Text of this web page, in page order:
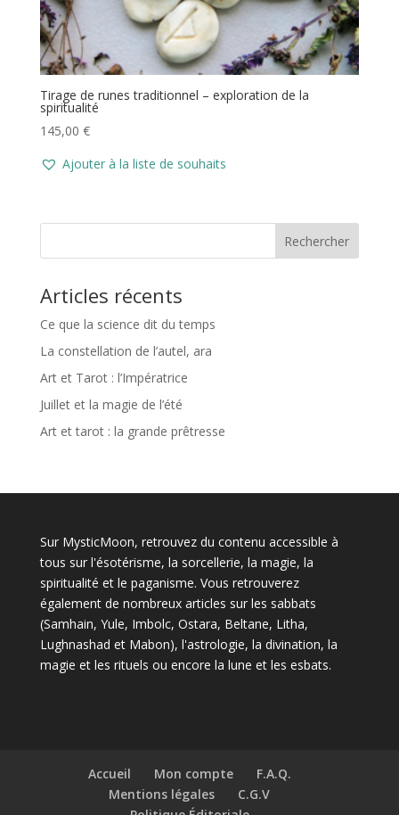
Tirage de runes traditionnel – exploration de la
spiritualité
145,00 €
Ajouter à la liste de souhaits
Rechercher
Articles récents
Ce que la science dit du temps
La constellation de l’autel, ara
Art et Tarot : l’Impératrice
Juillet et la magie de l’été
Art et tarot : la grande prêtresse
Sur MysticMoon, retrouvez du contenu accessible à
tous sur l'ésotérisme, la sorcellerie, la magie, la
spiritualité et le paganisme. Vous retrouverez
également de nombreux articles sur les sabbats
(Samhain, Yule, Imbolc, Ostara, Beltane, Litha,
Lughnashad et Mabon), l'astrologie, la divination, la
magie et les rituels ou encore la lune et les esbats.
Accueil Mon compte
F.A.Q.
Mentions légales
C.G.V